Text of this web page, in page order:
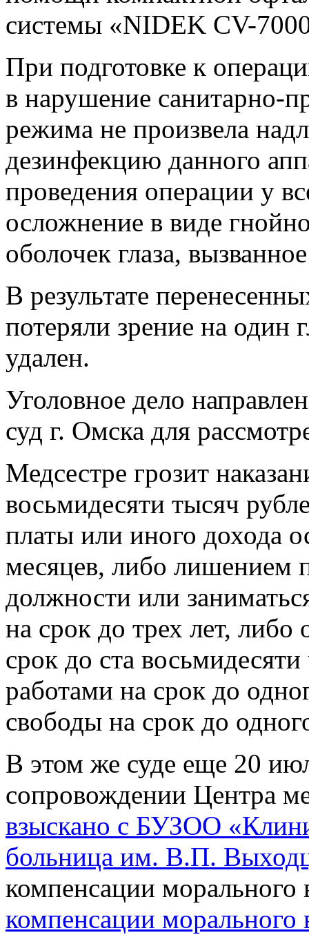
системы «NIDEK CV-
При подготовке к
в нарушение санитарно-
режима не произвела
дезинфекцию данного
проведения операции у
осложнение в виде
оболочек глаза,
В результате
потеряли зрение на один
удален.
Уголовное дело
суд г. Омска для
Медсестре грозит
восьмидесяти тысяч
платы или иного дохода
месяцев, либо лишением
должности или
на срок до трех лет,
срок до ста
работами на срок до
свободы на срок до
В этом же суде еще 20
сопровождении Центра
взыскано с БУЗОО
больница им. В.П.
компенсации
компенсации морального